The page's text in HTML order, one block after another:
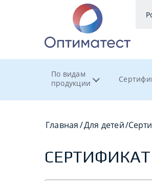
По видам
продукции
Главная/Для детей/